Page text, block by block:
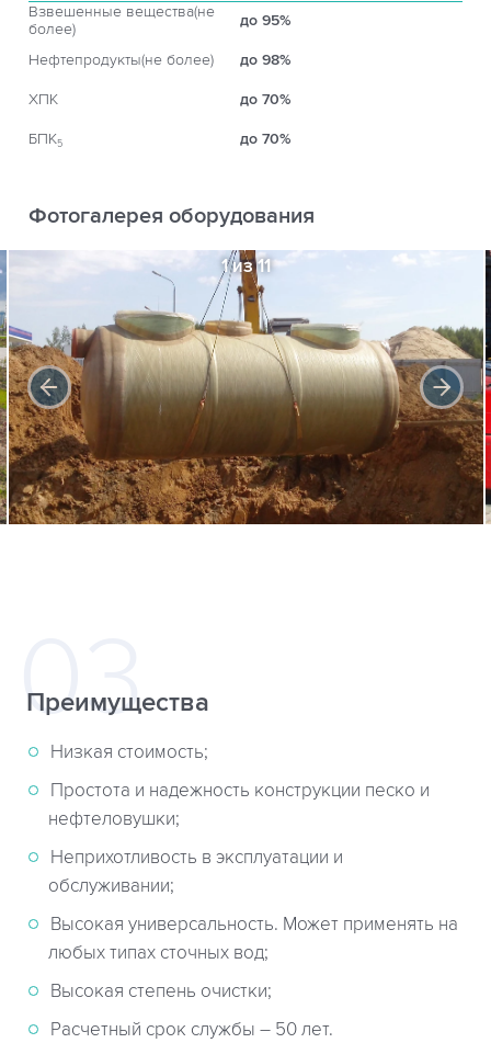
Взвешенные вещества(не
более)
до 95%
Нефтепродукты(не более) до 98%
ХПК до 70%
БПК5 до 70%
Фотогалерея оборудования
1 из 11
Преимущества
Низкая стоимость;
Простота и надежность конструкции песко и
нефтеловушки;
Неприхотливость в эксплуатации и
обслуживании;
Высокая универсальность. Может применять на
любых типах сточных вод;
Высокая степень очистки;
Расчетный срок службы – 50 лет.